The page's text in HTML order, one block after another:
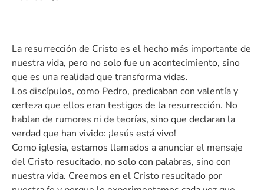
La resurrección de Cristo es el hecho más importante de
nuestra vida, pero no solo fue un acontecimiento, sino
que es una realidad que transforma vidas.
Los discípulos, como Pedro, predicaban con valentía y
certeza que ellos eran testigos de la resurrección. No
hablan de rumores ni de teorías, sino que declaran la
verdad que han vivido: ¡Jesús está vivo!
Como iglesia, estamos llamados a anunciar el mensaje
del Cristo resucitado, no solo con palabras, sino con
nuestra vida. Creemos en el Cristo resucitado por